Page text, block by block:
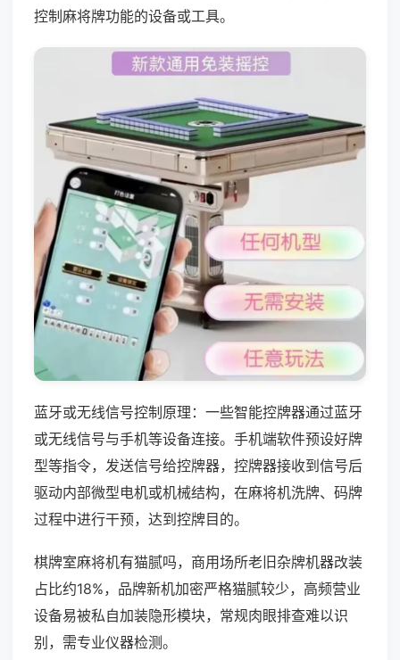
控制麻将牌功能的设备或工具。
蓝牙或无线信号控制原理：一些智能控牌器通过蓝牙
或无线信号与手机等设备连接。手机端软件预设好牌
型等指令，发送信号给控牌器，控牌器接收到信号后
驱动内部微型电机或机械结构，在麻将机洗牌、码牌
过程中进行干预，达到控牌目的。
棋牌室麻将机有猫腻吗，商用场所老旧杂牌机器改装
占比约18%，品牌新机加密严格猫腻较少，高频营业
设备易被私自加装隐形模块，常规肉眼排查难以识
别，需专业仪器检测。